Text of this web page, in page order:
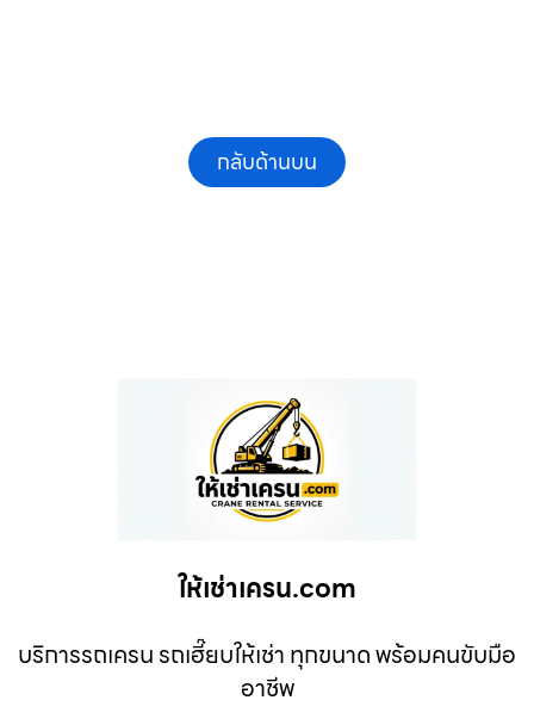
กลับด้านบน
ให้เช่าเครน.com
บริการรถเครน รถเฮี๊ยบให้เช่า ทุกขนาด พร้อมคนขับมือ
อาชีพ